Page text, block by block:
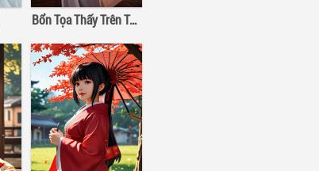
Bổn Tọa Thấy Trên Trời Có Con Chim Sắt Σ( ゜- ゜)